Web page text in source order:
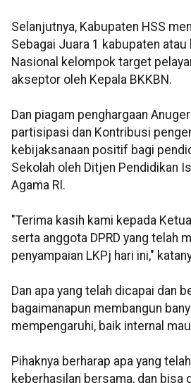
Selanjutnya, Kabupaten HSS
Sebagai Juara 1 kabupaten
Nasional kelompok target
akseptor oleh Kepala BKKBN.
Dan piagam penghargaan
partisipasi dan Kontribusi
kebijaksanaan positif bagi
Sekolah oleh Ditjen Pendidikan
Agama RI.
"Terima kasih kami kepada Ketua
serta anggota DPRD yang telah
penyampaian LKPj hari ini,"
Dan apa yang telah dicapai dan
bagaimanapun membangun
mempengaruhi, baik internal
Pihaknya berharap apa yang
keberhasilan bersama, dan bisa